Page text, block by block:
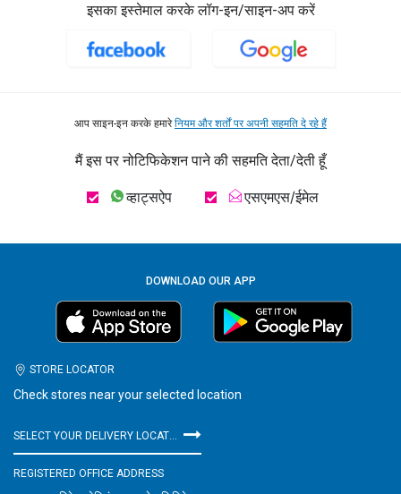
इसका इस्तेमाल करके लॉग-इन/साइन-अप करें
आप साइन-इन करके हमारेनियम और शर्तों पर अपनी सहमति दे रहे हैं
मैं इस पर नोटिफिकेशन पाने की सहमति देता/देती हूँ
व्हाट्सऐप एसएमएस/ईमेल
DOWNLOAD OUR APP
STORE LOCATOR
Check stores near your selected location
SELECT YOUR DELIVERY LOCATION
REGISTERED OFFICE ADDRESS